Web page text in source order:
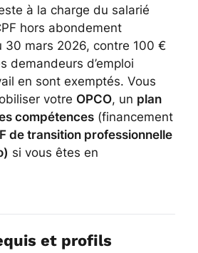
à la charge du salarié
hors abondement
30 mars 2026, contre 100 €
demandeurs d’emploi
en sont exemptés. Vous
votre OPCO, un plan
compétences (financement
de transition professionnelle
si vous êtes en
et profils